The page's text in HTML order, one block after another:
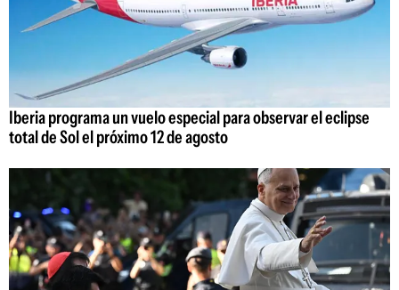
Iberia programa un vuelo especial para observar el eclipse
total de Sol el próximo 12 de agosto